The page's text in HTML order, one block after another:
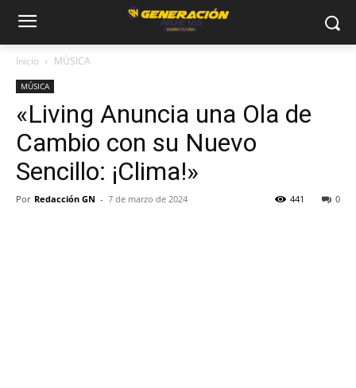
Inicio MÚSICA
MÚSICA
«Living Anuncia una Ola de
Cambio con su Nuevo
Sencillo: ¡Clima!»
Por Redacción GN - 7 de marzo de 2024 0
441